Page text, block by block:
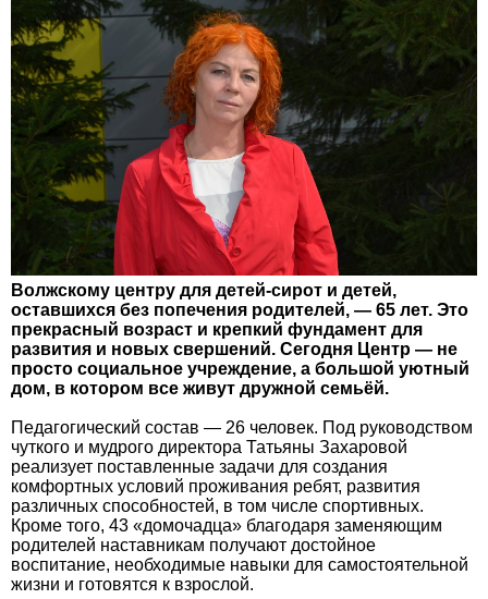
Волжскому центру для детей-сирот и детей,
оставшихся без попечения родителей, — 65 лет. Это
прекрасный возраст и крепкий фундамент для
развития и новых свершений. Сегодня Центр — не
просто социальное учреждение, а большой уютный
дом, в котором все живут дружной семьёй.
Педагогический состав — 26 человек. Под руководством
чуткого и мудрого директора Татьяны Захаровой
реализует поставленные задачи для создания
комфортных условий проживания ребят, развития
различных способностей, в том числе спортивных.
Кроме того, 43 «домочадца» благодаря заменяющим
родителей наставникам получают достойное
воспитание, необходимые навыки для самостоятельной
жизни и готовятся к взрослой.